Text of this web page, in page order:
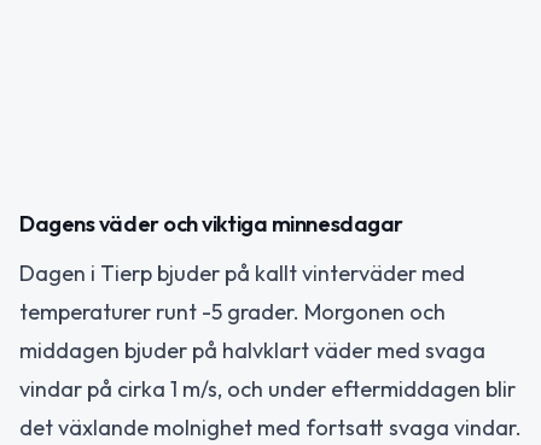
Dagens väder och viktiga minnesdagar
Dagen i Tierp bjuder på kallt vinterväder med
temperaturer runt -5 grader. Morgonen och
middagen bjuder på halvklart väder med svaga
vindar på cirka 1 m/s, och under eftermiddagen blir
det växlande molnighet med fortsatt svaga vindar.